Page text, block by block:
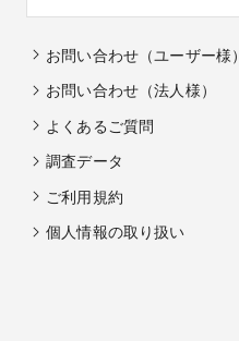
お問い合わせ（ユーザー様）
お問い合わせ（法人様）
よくあるご質問
調査データ
ご利用規約
個人情報の取り扱い